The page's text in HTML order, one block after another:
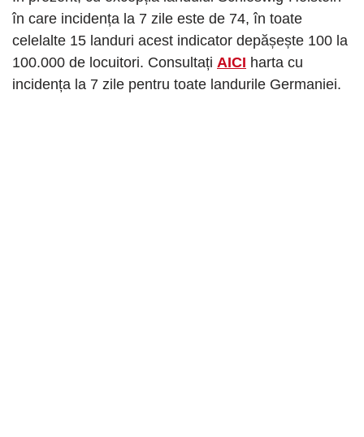
în care incidența la 7 zile este de 74, în toate
celelalte 15 landuri acest indicator depășește 100 la
100.000 de locuitori. Consultați AICI harta cu
incidența la 7 zile pentru toate landurile Germaniei.